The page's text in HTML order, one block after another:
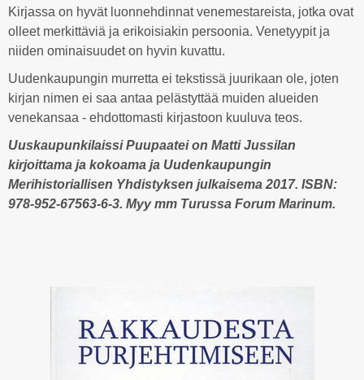
Kirjassa on hyvät luonnehdinnat venemestareista, jotka ovat
olleet merkittäviä ja erikoisiakin persoonia. Venetyypit ja
niiden ominaisuudet on hyvin kuvattu.
Uudenkaupungin murretta ei tekstissä juurikaan ole, joten
kirjan nimen ei saa antaa pelästyttää muiden alueiden
venekansaa - ehdottomasti kirjastoon kuuluva teos.
Uuskaupunkilaissi Puupaatei on Matti Jussilan
kirjoittama ja kokoama ja Uudenkaupungin
Merihistoriallisen Yhdistyksen julkaisema 2017. ISBN:
978-952-67563-6-3. Myy mm Turussa Forum Marinum.